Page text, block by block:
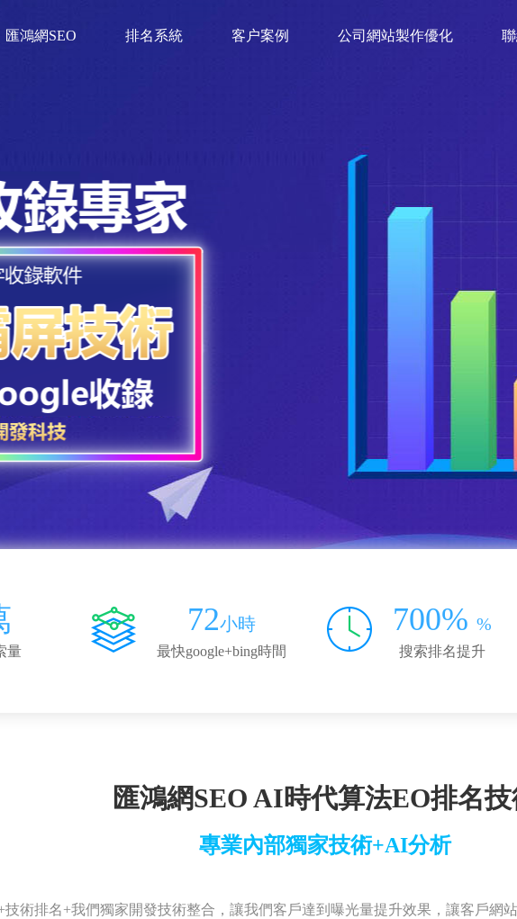
匯鴻網SEO 排名系統 客户案例 公司網站製作優化
量
72小時
最快google+bing時間
700% %
搜索排名提升
匯鴻網SEO AI時代算法EO排名
專業內部獨家技術+AI分析
術排名+我們獨家開發技術整合，讓我們客戶達到曝光量提升效果，讓客戶網